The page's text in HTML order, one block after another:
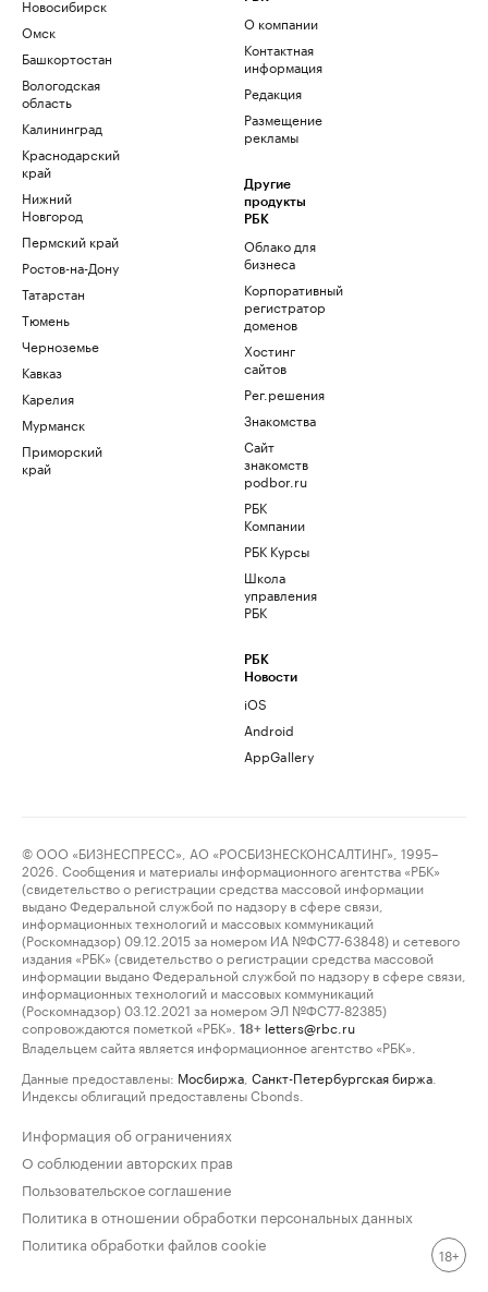
Новосибирск
Омск
Башкортостан
Вологодская
область
Калининград
Краснодарский
край
Нижний
Новгород
Пермский край
Ростов-на-Дону
Татарстан
Тюмень
Черноземье
Кавказ
Карелия
Мурманск
Приморский
край
О компании
Контактная
информация
Редакция
Размещение
рекламы
Другие
продукты
РБК
Облако для
бизнеса
Корпоративный
регистратор
доменов
Хостинг
сайтов
Рег.решения
Знакомства
Сайт
знакомств
podbor.ru
РБК
Компании
РБК Курсы
Школа
управления
РБК
РБК
Новости
iOS
Android
AppGallery
© ООО «БИЗНЕСПРЕСС», АО «РОСБИЗНЕСКОНСАЛТИНГ», 1995–
2026. Сообщения и материалы информационного агентства «РБК»
(свидетельство о регистрации средства массовой информации
выдано Федеральной службой по надзору в сфере связи,
информационных технологий и массовых коммуникаций
(Роскомнадзор) 09.12.2015 за номером ИА №ФС77-63848) и сетевого
издания «РБК» (свидетельство о регистрации средства массовой
информации выдано Федеральной службой по надзору в сфере связи,
информационных технологий и массовых коммуникаций
(Роскомнадзор) 03.12.2021 за номером ЭЛ №ФС77-82385)
сопровождаются пометкой «РБК».
18+ letters@rbc.ru
Владельцем сайта является информационное агентство «РБК».
Данные предоставлены: Мосбиржа Санкт-Петербургская биржа
Индексы облигаций предоставлены Cbonds.
Информация об ограничениях
О соблюдении авторских прав
Пользовательское соглашение
Политика в отношении обработки персональных данных
Политика обработки файлов cookie
18+